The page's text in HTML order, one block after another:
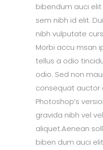
bibendum auci
sem nibh id elit.
nibh vulputate
Morbi accu msan
tellus a odio
odio. Sed non
consequat auctor
Photoshop’s
gravida nibh vel
aliquet.Aenean
biben dum auci